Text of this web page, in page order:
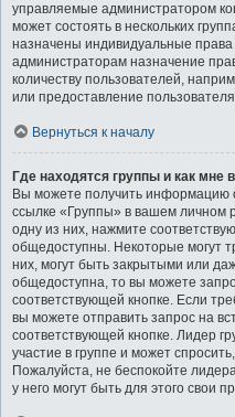
управляемые администратором
может состоять в нескольких
назначены индивидуальные права
администраторам назначение
количеству пользователей,
или предоставление
Вернуться к началу
Где находятся группы и как мне
Вы можете получить информацию
ссылке «Группы» в вашем личном
одну из них, нажмите
общедоступны. Некоторые могут
них, могут быть закрытыми или
общедоступна, то вы можете
соответствующей кнопке. Если
вы можете отправить запрос на
соответствующей кнопке. Лидер
участие в группе и может
Пожалуйста, не беспокойте
у него могут быть для этого свои